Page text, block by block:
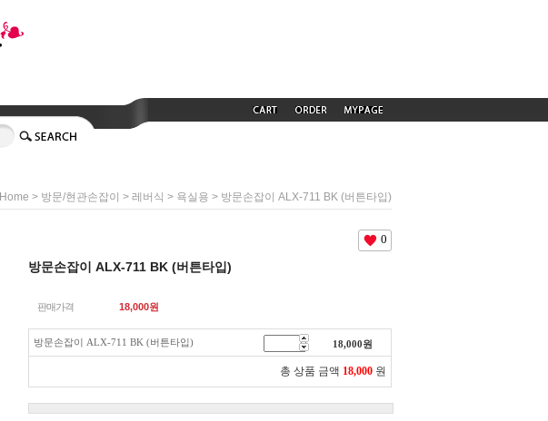
Home > 방문/현관손잡이 > 레버식 > 욕실용 > 방문손잡이 ALX-711 BK (버튼타입)
0
방문손잡이 ALX-711 BK (버튼타입)
판매가격 18,000원
방문손잡이 ALX-711 BK (버튼타입) 18,000원
총 상품 금액 18,000 원